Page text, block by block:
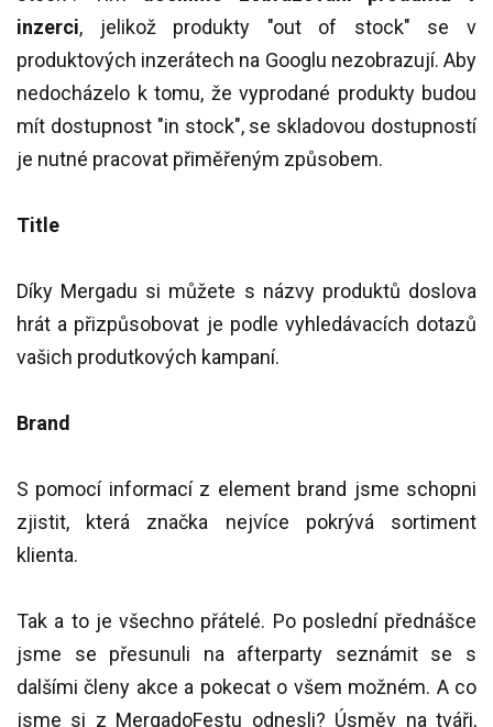
inzerci, jelikož produkty "out of stock" se v
produktových inzerátech na Googlu nezobrazují. Aby
nedocházelo k tomu, že vyprodané produkty budou
mít dostupnost "in stock", se skladovou dostupností
je nutné pracovat přiměřeným způsobem.
Title
Díky Mergadu si můžete s názvy produktů doslova
hrát a přizpůsobovat je podle vyhledávacích dotazů
vašich produtkových kampaní.
Brand
S pomocí informací z element brand jsme schopni
zjistit, která značka nejvíce pokrývá sortiment
klienta.
Tak a to je všechno přátelé. Po poslední přednášce
jsme se přesunuli na afterparty seznámit se s
dalšími členy akce a pokecat o všem možném. A co
jsme si z MergadoFestu odnesli? Úsměv na tváři,